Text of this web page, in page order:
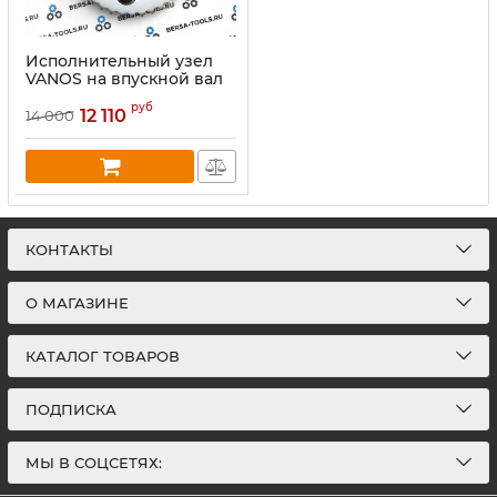
Исполнительный узел
VANOS на впускной вал
BMW N51, N52, N55, S55
14 000 12 110 руб
КОНТАКТЫ
О МАГАЗИНЕ
КАТАЛОГ ТОВАРОВ
ПОДПИСКА
МЫ В СОЦСЕТЯХ: